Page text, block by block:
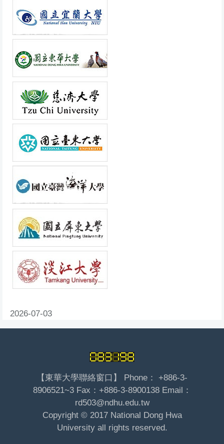
2026-07-03
【東華大學聯絡窗口】 Phone： +886-3-
8906521~3 Fax：+886-3-8900138 Email：
rd503@ndhu.edu.tw
Copyright © 2017 National Dong Hwa
University all rights reserved.